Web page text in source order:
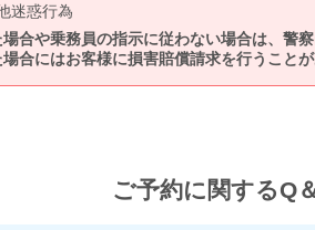
迷惑行為
場合や乗務員の指示に従わない場合は、警
合にはお客様に損害賠償請求を行うことが
ご予約に関するQ